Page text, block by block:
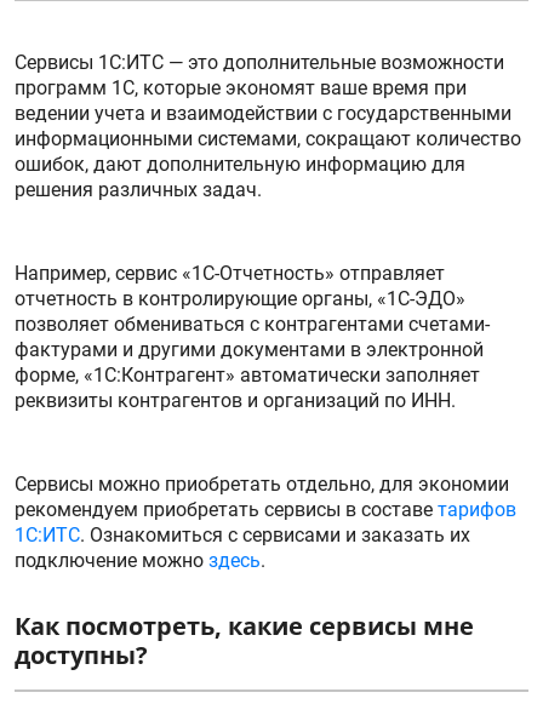
Сервисы 1С:ИТС — это дополнительные возможности
программ 1С, которые экономят ваше время при
ведении учета и взаимодействии с государственными
информационными системами, сокращают количество
ошибок, дают дополнительную информацию для
решения различных задач.
Например, сервис «1С-Отчетность» отправляет
отчетность в контролирующие органы, «1С-ЭДО»
позволяет обмениваться с контрагентами счетами-
фактурами и другими документами в электронной
форме, «1С:Контрагент» автоматически заполняет
реквизиты контрагентов и организаций по ИНН.
Сервисы можно приобретать отдельно, для экономии
рекомендуем приобретать сервисы в составе тарифов
1С:ИТС. Ознакомиться с сервисами и заказать их
подключение можно здесь.
Как посмотреть, какие сервисы мне
доступны?